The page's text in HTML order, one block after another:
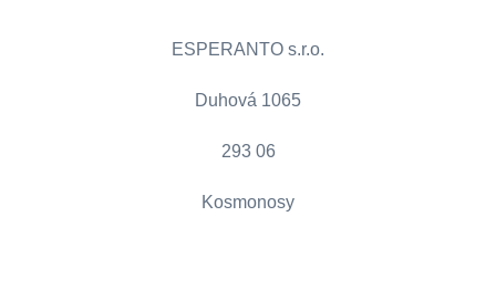
ESPERANTO s.r.o.
Duhová 1065
293 06
Kosmonosy